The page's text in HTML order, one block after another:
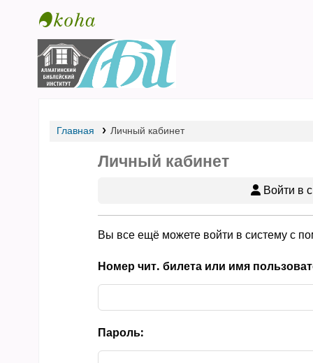
Библиотека АБИ
Главная Личный кабинет
Личный кабинет
Войти в
Вы все ещё можете войти в систему с
Номер чит. билета или имя
Пароль: